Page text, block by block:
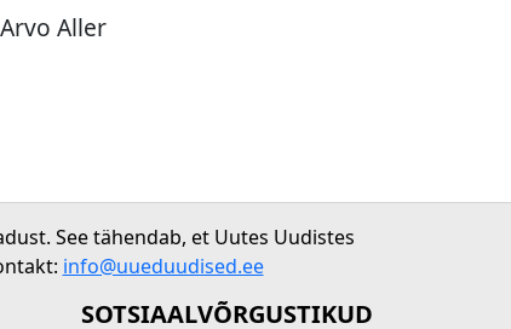
Aller
See tähendab, et Uutes Uudistes
info@uueduudised.ee
SOTSIAALVÕRGUSTIKUD